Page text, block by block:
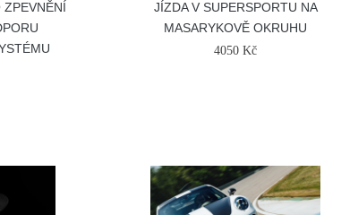
ZPEVNĚNÍ
JÍZDA V SUPERSPORTU NA
MASARYKOVĚ OKRUHU
4050 Kč